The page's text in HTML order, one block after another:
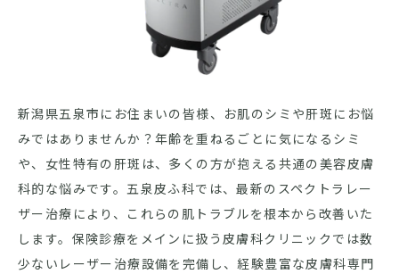
新潟県五泉市にお住まいの皆様、お肌のシミや肝斑にお悩
みではありませんか？年齢を重ねるごとに気になるシミ
や、女性特有の肝斑は、多くの方が抱える共通の美容皮膚
科的な悩みです。五泉皮ふ科では、最新のスペクトラレー
ザー治療により、これらの肌トラブルを根本から改善いた
します。保険診療をメインに扱う皮膚科クリニックでは数
少ないレーザー治療設備を完備し、経験豊富な皮膚科専門